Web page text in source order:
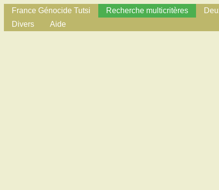
France Génocide Tutsi Recherche multicritères
Divers
Aide